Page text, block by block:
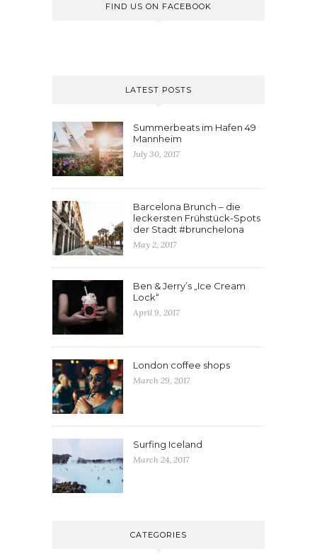
FIND US ON FACEBOOK
LATEST POSTS
Summerbeats im Hafen 49
Mannheim
July 30, 2017
Barcelona Brunch – die
leckersten Frühstück-Spots
der Stadt #brunchelona
May 2, 2017
Ben & Jerry’s „Ice Cream
Lock“
April 9, 2017
London coffee shops
March 29, 2017
Surfing Iceland
March 24, 2017
CATEGORIES